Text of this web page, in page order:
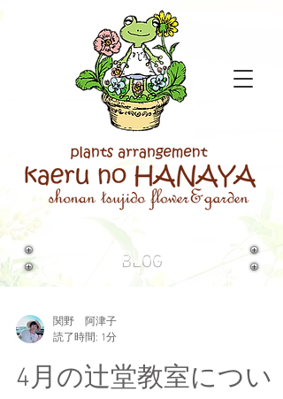
BLOG
関野 阿津子
読了時間: 1分
4月の辻堂教室につい